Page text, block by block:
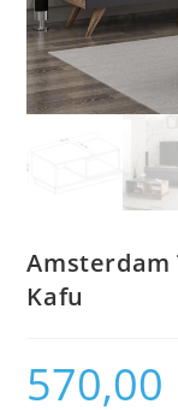
Amsterdam
Kafu
570,00